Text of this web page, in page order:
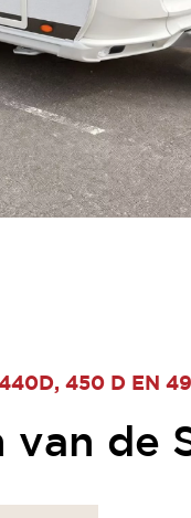
440D, 450 D EN
van de